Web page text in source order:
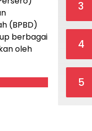
(BPBD)
berbagai
oleh
3
4
5